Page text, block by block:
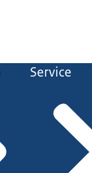
Service